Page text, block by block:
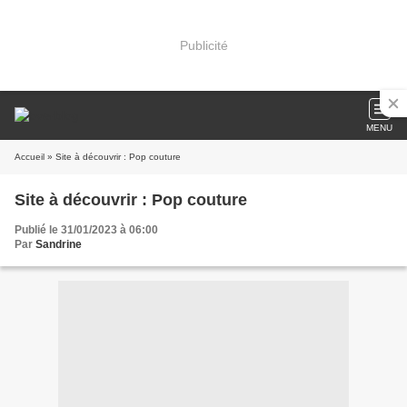
Publicité
MENU
Accueil » Site à découvrir : Pop couture
Site à découvrir : Pop couture
Publié le 31/01/2023 à 06:00
Par Sandrine